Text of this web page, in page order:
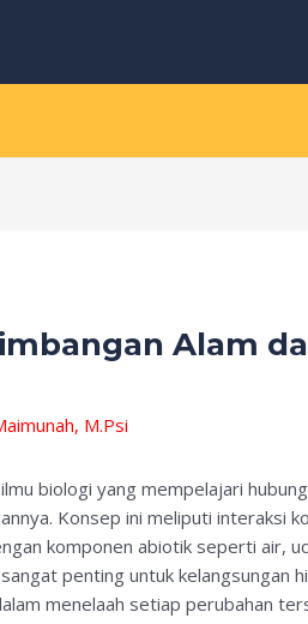
Alam
M.Psi
biologi yang mempelajari
Konsep ini meliputi interaksi
komponen abiotik seperti air,
penting untuk kelangsungan
menelaah setiap perubahan